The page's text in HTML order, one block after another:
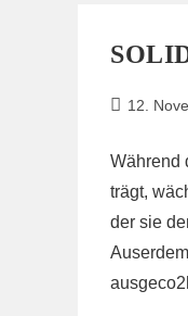
Beitrag
12.
Während
trägt,
der sie